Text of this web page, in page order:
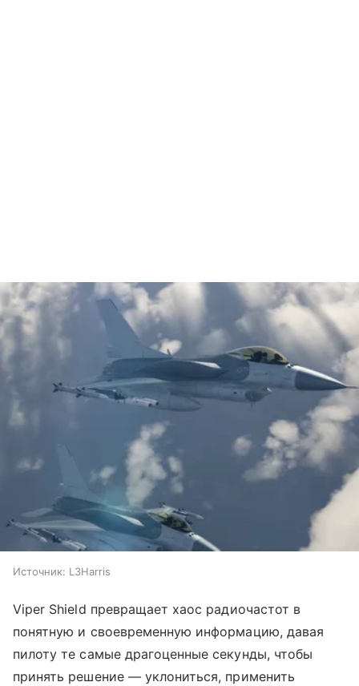
Источник: L3Harris
Viper Shield превращает хаос радиочастот в
понятную и своевременную информацию, давая
пилоту те самые драгоценные секунды, чтобы
принять решение — уклониться, применить